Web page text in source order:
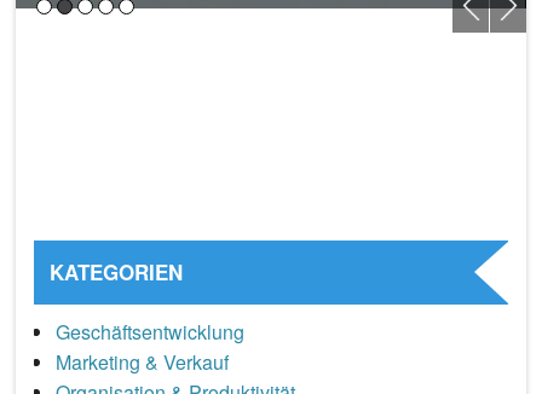
KATEGORIEN
Geschäftsentwicklung
Marketing & Verkauf